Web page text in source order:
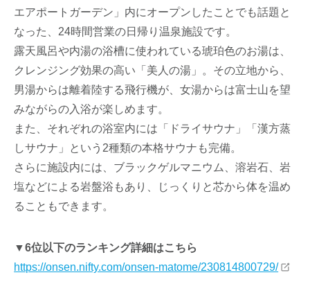
エアポートガーデン」内にオープンしたことでも話題と
なった、24時間営業の日帰り温泉施設です。
露天風呂や内湯の浴槽に使われている琥珀色のお湯は、
クレンジング効果の高い「美人の湯」。その立地から、
男湯からは離着陸する飛行機が、女湯からは富士山を望
みながらの入浴が楽しめます。
また、それぞれの浴室内には「ドライサウナ」「漢方蒸
しサウナ」という2種類の本格サウナも完備。
さらに施設内には、ブラックゲルマニウム、溶岩石、岩
塩などによる岩盤浴もあり、じっくりと芯から体を温め
ることもできます。
▼6位以下のランキング詳細はこちら
https://onsen.nifty.com/onsen-matome/230814800729/